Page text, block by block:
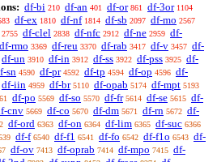
df-bi 210 df-an 401 df-or 861 df-3or 1104
df-ex 1810 df-nf 1814 df-sb 2097 df-mo 2567
2755 df-clel 2838 df-nfc 2912 df-ne 2959 df-
df-rmo 3369 df-reu 3370 df-rab 3417 df-v 3457 df-
df-un 3910 df-in 3912 df-ss 3922 df-pss 3925 df-
sn 4590 df-pr 4592 df-tp 4594 df-op 4596 df-
df-iin 4959 df-br 5110 df-opab 5174 df-mpt 5193
df-po 5569 df-so 5570 df-fr 5614 df-se 5615 df-
cnv 5669 df-co 5670 df-dm 5671 df-rn 5672 df-
df-ord 6363 df-on 6364 df-lim 6365 df-suc 6366
df-f 6540 df-f1 6541 df-fo 6542 df-f1o 6543 df-
df-ov 7413 df-oprab 7414 df-mpo 7415 df-